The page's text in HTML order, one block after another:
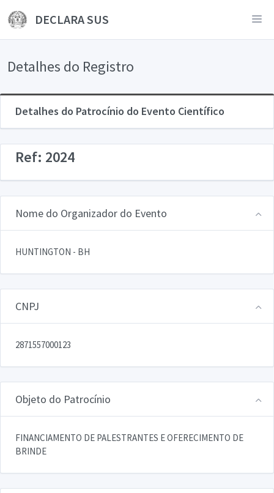
DECLARA SUS
Detalhes do Registro
Detalhes do Patrocínio do Evento Científico
Ref: 2024
Nome do Organizador do Evento
HUNTINGTON - BH
CNPJ
2871557000123
Objeto do Patrocínio
FINANCIAMENTO DE PALESTRANTES E OFERECIMENTO DE
BRINDE